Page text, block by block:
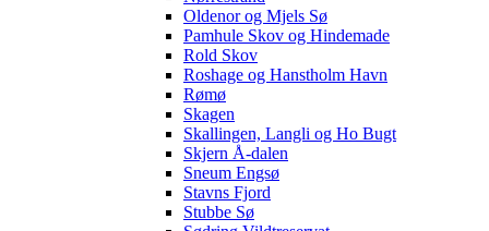
Oldenor og Mjels Sø
Pamhule Skov og Hindemade
Rold Skov
Roshage og Hanstholm Havn
Rømø
Skagen
Skallingen, Langli og Ho Bugt
Skjern Å-dalen
Sneum Engsø
Stavns Fjord
Stubbe Sø